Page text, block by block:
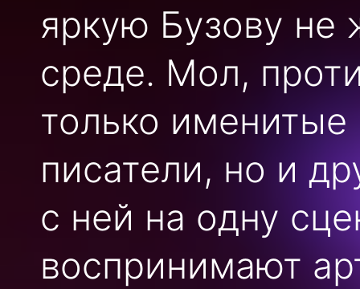
яркую Бузову не
среде. Мол,
только
писатели, но и
с ней на одну
воспринимают